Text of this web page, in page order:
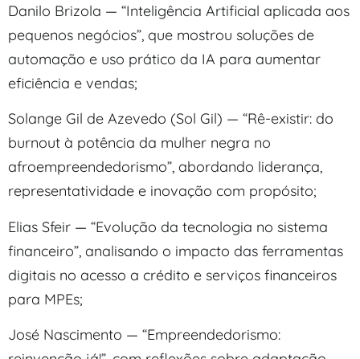
Danilo Brizola — “Inteligência Artificial aplicada aos
pequenos negócios”, que mostrou soluções de
automação e uso prático da IA para aumentar
eficiência e vendas;
Solange Gil de Azevedo (Sol Gil) — “Rê-existir: do
burnout à potência da mulher negra no
afroempreendedorismo”, abordando liderança,
representatividade e inovação com propósito;
Elias Sfeir — “Evolução da tecnologia no sistema
financeiro”, analisando o impacto das ferramentas
digitais no acesso a crédito e serviços financeiros
para MPEs;
José Nascimento — “Empreendedorismo: